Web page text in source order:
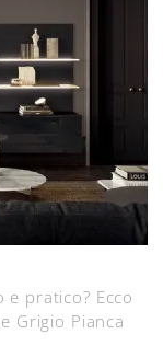
pratico? Ecco
Grigio Pianca